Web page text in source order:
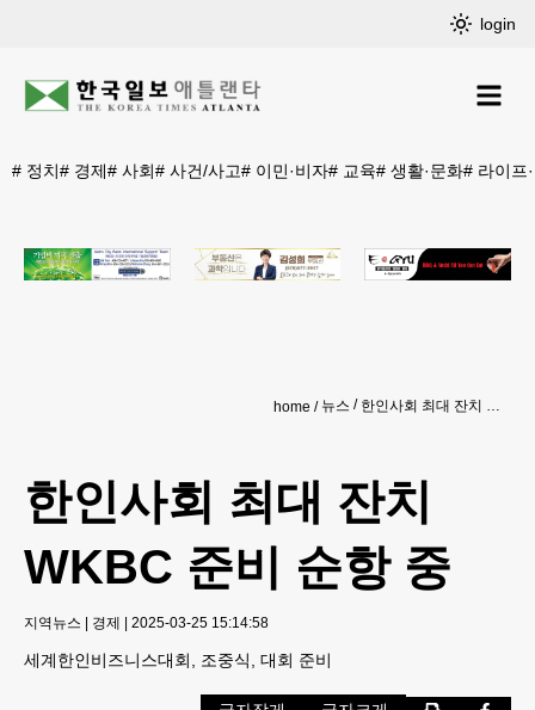
login
# 정치# 경제# 사회# 사건/사고# 이민·비자# 교육# 생활·문화# 라이프
home 뉴스 한인사회 최대 잔치 WKBC 준비 순항 중
한인사회 최대 잔치
WKBC 준비 순항 중
지역뉴스 | 경제 | 2025-03-25 15:14:58
세계한인비즈니스대회, 조중식, 대회 준비